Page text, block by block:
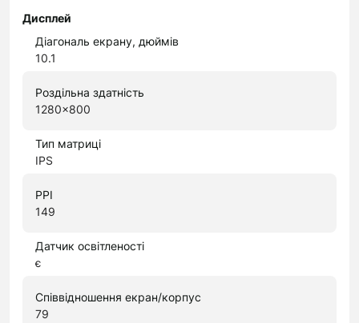
Дисплей
Діагональ екрану, дюймів
10.1
Роздільна здатність
1280x800
Тип матриці
IPS
PPI
149
Датчик освітленості
є
Співвідношення екран/корпус
79